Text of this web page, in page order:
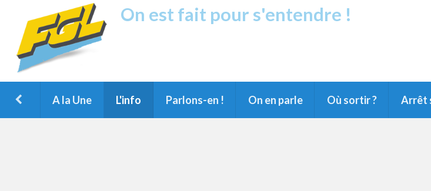
On est fait pour s'entendre !
A la Une L'info Parlons-en ! On en parle Où sortir ? Arrêt